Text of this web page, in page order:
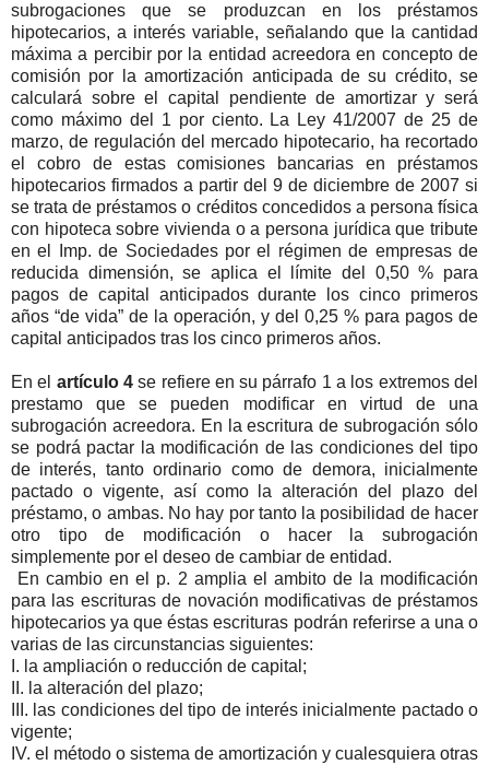
subrogaciones que se produzcan en los préstamos
hipotecarios, a interés variable, señalando que la cantidad
máxima a percibir por la entidad acreedora en concepto de
comisión por la amortización anticipada de su crédito, se
calculará sobre el capital pendiente de amortizar y será
como máximo del 1 por ciento. La Ley 41/2007 de 25 de
marzo, de regulación del mercado hipotecario, ha recortado
el cobro de estas comisiones bancarias en préstamos
hipotecarios firmados a partir del 9 de diciembre de 2007 si
se trata de préstamos o créditos concedidos a persona física
con hipoteca sobre vivienda o a persona jurídica que tribute
en el Imp. de Sociedades por el régimen de empresas de
reducida dimensión, se aplica el límite del 0,50 % para
pagos de capital anticipados durante los cinco primeros
años “de vida” de la operación, y del 0,25 % para pagos de
capital anticipados tras los cinco primeros años.
En el artículo 4se refiere en su párrafo 1 a los extremos del
prestamo que se pueden modificar en virtud de una
subrogación acreedora. En la escritura de subrogación sólo
se podrá pactar la modificación de las condiciones del tipo
de interés, tanto ordinario como de demora, inicialmente
pactado o vigente, así como la alteración del plazo del
préstamo, o ambas. No hay por tanto la posibilidad de hacer
otro tipo de modificación o hacer la subrogación
simplemente por el deseo de cambiar de entidad.
En cambio en el p. 2 amplia el ambito de la modificación
para las escrituras de novación modificativas de préstamos
hipotecarios ya que éstas escrituras podrán referirse a una o
varias de las circunstancias siguientes:
I. la ampliación o reducción de capital;
II. la alteración del plazo;
III. las condiciones del tipo de interés inicialmente pactado o
vigente;
IV. el método o sistema de amortización y cualesquiera otras